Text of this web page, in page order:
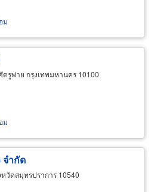
ม
รูพ่าย กรุงเทพมหานคร 10100
ม
จำกัด
วัดสมุทรปราการ 10540